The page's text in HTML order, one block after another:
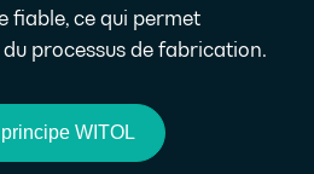
fiable, ce qui permet
du processus de fabrication.
WITOL